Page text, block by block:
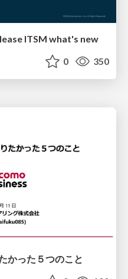
ITSM what's new
0 350
かった５つのこと